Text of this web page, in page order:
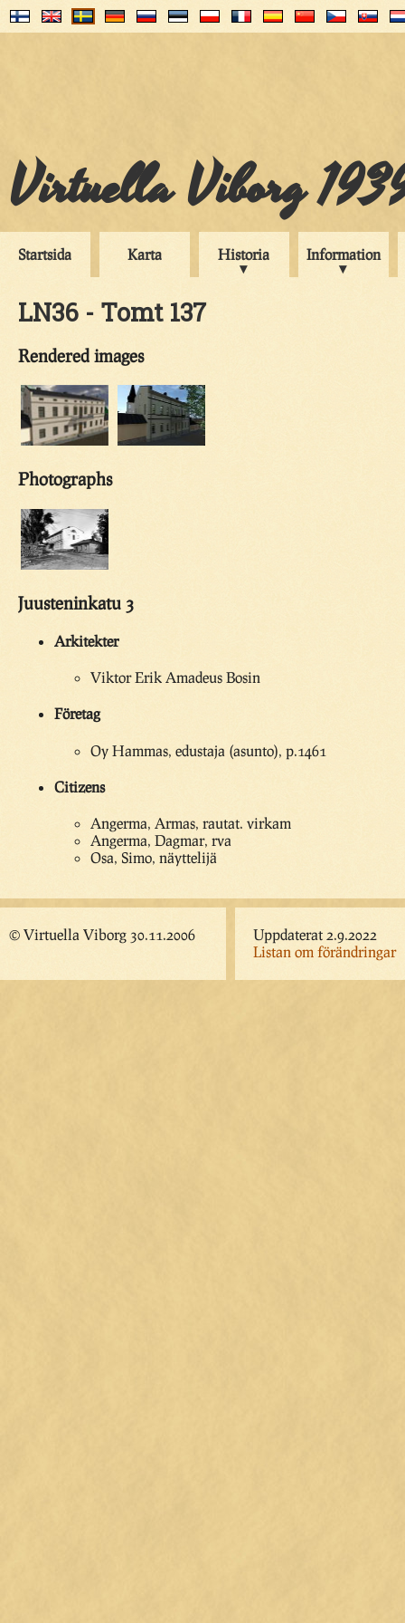
Virtuella Viborg
Startsida Karta Historia Information
LN36 - Tomt 137
Rendered images
Photographs
Juusteninkatu 3
Arkitekter
Viktor Erik Amadeus Bosin
Företag
Oy Hammas, edustaja (asunto), p.1461
Citizens
Angerma, Armas, rautat. virkam
Angerma, Dagmar, rva
Osa, Simo, näyttelijä
© Virtuella Viborg 30.11.2006
Uppdaterat 2.9.2022
Listan om förändringar